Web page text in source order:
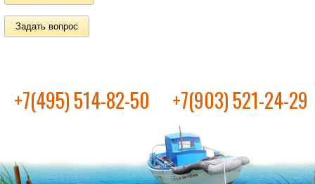
Задать вопрос
+7(495) 514-82-50 +7(903) 521-24-29